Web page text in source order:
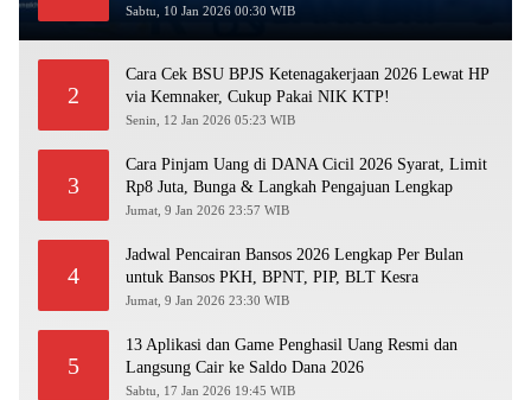
Sabtu, 10 Jan 2026 00:30 WIB
2
Cara Cek BSU BPJS Ketenagakerjaan 2026 Lewat HP
via Kemnaker, Cukup Pakai NIK KTP!
Senin, 12 Jan 2026 05:23 WIB
3
Cara Pinjam Uang di DANA Cicil 2026 Syarat, Limit
Rp8 Juta, Bunga & Langkah Pengajuan Lengkap
Jumat, 9 Jan 2026 23:57 WIB
4
Jadwal Pencairan Bansos 2026 Lengkap Per Bulan
untuk Bansos PKH, BPNT, PIP, BLT Kesra
Jumat, 9 Jan 2026 23:30 WIB
5
13 Aplikasi dan Game Penghasil Uang Resmi dan
Langsung Cair ke Saldo Dana 2026
Sabtu, 17 Jan 2026 19:45 WIB